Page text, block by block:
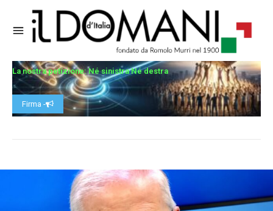
La nostra petizione: Né sinistra Né destra
Firma -